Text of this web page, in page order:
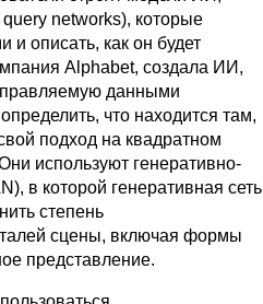
networks), которые
и описать, как он будет
Alphabet, создала ИИ,
данными
что находится там,
подход на квадратном
используют генеративно-
в которой генеративная сеть
степень
сцены, включая формы
представление.